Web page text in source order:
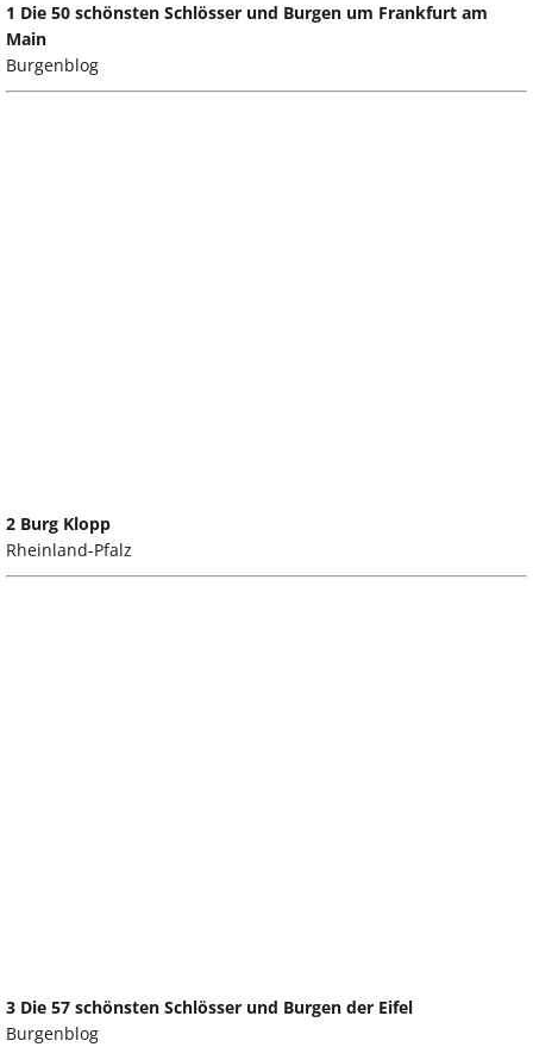
1 Die 50 schönsten Schlösser und Burgen um Frankfurt am
Main
Burgenblog
2 Burg Klopp
Rheinland-Pfalz
3 Die 57 schönsten Schlösser und Burgen der Eifel
Burgenblog